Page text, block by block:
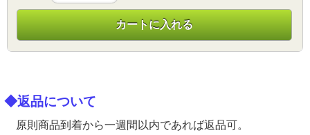
カートに入れる
◆返品について
原則商品到着から一週間以内であれば返品可。